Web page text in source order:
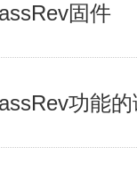
固件
功能